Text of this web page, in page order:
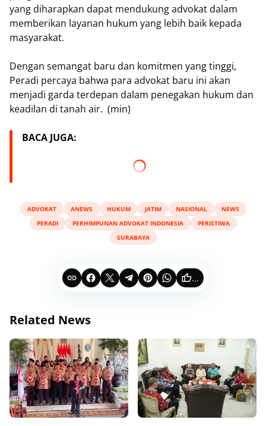
yang diharapkan dapat mendukung advokat dalam
memberikan layanan hukum yang lebih baik kepada
masyarakat.
Dengan semangat baru dan komitmen yang tinggi,
Peradi percaya bahwa para advokat baru ini akan
menjadi garda terdepan dalam penegakan hukum dan
keadilan di tanah air. (min)
BACA JUGA:
ADVOKAT ANEWS HUKUM JATIM NASIONAL
NEWS
PERADI
PERHIMPUNAN ADVOKAT INDONESIA
PERISTIWA
SURABAYA
...
Related News